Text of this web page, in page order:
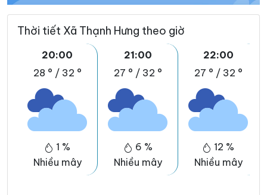
Thời tiết Xã Thạnh Hưng theo giờ
20:00
28 ° / 32 °
1 %
Nhiều mây
21:00
27 ° / 32 °
6 %
Nhiều mây
22:00
27 ° / 32 °
12 %
Nhiều mây